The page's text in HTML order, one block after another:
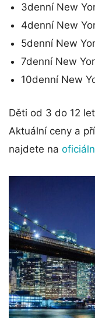
3denní New
4denní New
5denní New
7denní New
10denní New
Děti od 3 do 12
Aktuální ceny a
najdete na